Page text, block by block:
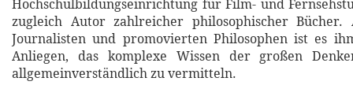
Hochschulbildungseinrichtung für Film- und
zugleich Autor zahlreicher philosophischer Bücher.
Journalisten und promovierten Philosophen ist es
Anliegen, das komplexe Wissen der großen
allgemeinverständlich zu vermitteln.